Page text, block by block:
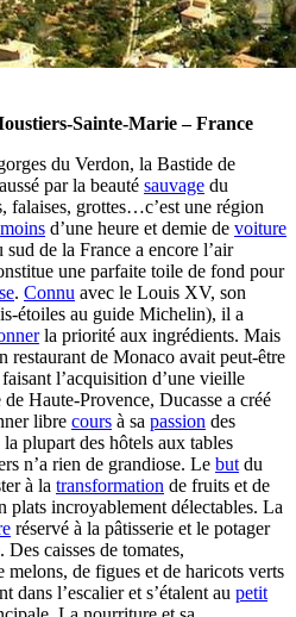
Sainte-Marie – France
du Verdon, la Bastide de
par la beauté sauvage du
falaises, grottes…c’est une région
moins d’une heure et demie de voiture
de la France a encore l’air
une parfaite toile de fond pour
. Connu avec le Louis XV, son
étoiles au guide Michelin), il a
la priorité aux ingrédients. Mais
restaurant de Monaco avait peut-être
l’acquisition d’une vieille
Haute-Provence, Ducasse a créé
libre cours à sa passion des
la plupart des hôtels aux tables
n’a rien de grandiose. Le but du
à la transformation de fruits et de
plats incroyablement délectables. La
réservé à la pâtisserie et le potager
caisses de tomates,
melons, de figues et de haricots verts
dans l’escalier et s’étalent au petit